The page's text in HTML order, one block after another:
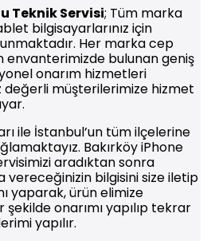
Teknik Servisi; Tüm marka
bilgisayarlarınız için
Her marka cep
envanterimizde bulunan geniş
onarım hizmetleri
değerli müşterilerimize hizmet
ile İstanbul’un tüm ilçelerine
Bakırköy iPhone
aradıktan sonra
vereceğinizin bilgisini size iletip
yaparak, ürün elimize
şekilde onarımı yapılıp tekrar
yapılır.